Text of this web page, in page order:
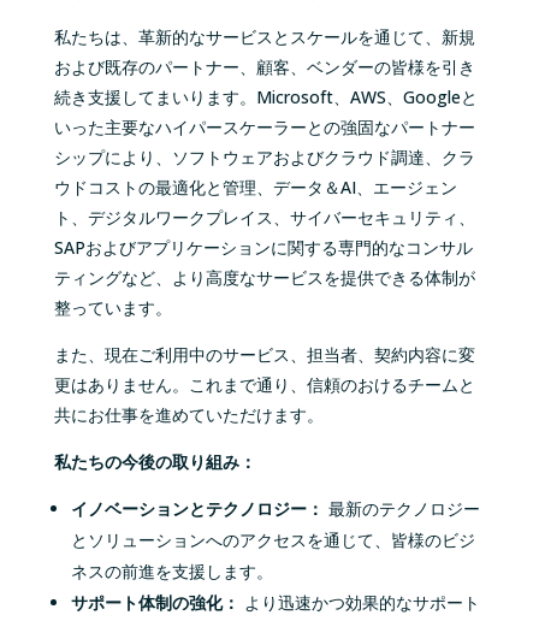
私たちは、革新的なサービスとスケールを通じて、新規
および既存のパートナー、顧客、ベンダーの皆様を引き
続き支援してまいります。 Microsoft、 AWS、 Googleと
いった主要なハイパースケーラーとの強固なパートナー
シップにより、ソフトウェアおよびクラウド調達、クラ
ウドコストの最適化と管理、データ＆AI、エージェン
ト、デジタルワークプレイス、サイバーセキュリティ、
SAPおよびアプリケーションに関する専門的なコンサル
ティングなど、より高度なサービスを提供できる体制が
整っています。
また、現在ご利用中のサービス、担当者、契約内容に変
更はありません。これまで通り、信頼のおけるチームと
共にお仕事を進めていただけます。
私たちの今後の取り組み：
イノベーションとテクノロジー： 最新のテクノロジー
とソリューションへのアクセスを通じて、皆様のビジ
ネスの前進を支援します。
サポート体制の強化： より迅速かつ効果的なサポート